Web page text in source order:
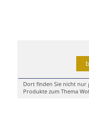
Dort finden Sie nicht nur
Produkte zum Thema